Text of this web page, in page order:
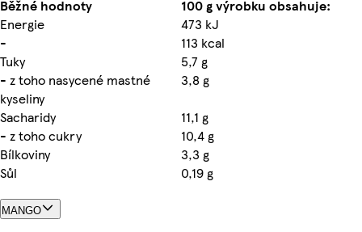
Běžné hodnoty
100 g výrobku obsahuje:
Energie
473 kJ
-
113 kcal
Tuky
5,7 g
- z toho nasycené mastné
kyseliny
3,8 g
Sacharidy
11,1 g
- z toho cukry
10,4 g
Bílkoviny
3,3 g
Sůl
0,19 g
MANGO